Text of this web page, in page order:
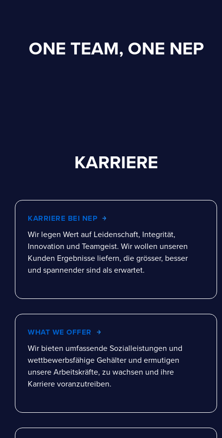
ONE TEAM, ONE NEP
KARRIERE
KARRIERE BEI NEP
Wir legen Wert auf Leidenschaft, Integrität,
Innovation und Teamgeist. Wir wollen unseren
Kunden Ergebnisse liefern, die grösser, besser
und spannender sind als erwartet.
WHAT WE OFFER
Wir bieten umfassende Sozialleistungen und
wettbewerbsfähige Gehälter und ermutigen
unsere Arbeitskräfte, zu wachsen und ihre
Karriere voranzutreiben.